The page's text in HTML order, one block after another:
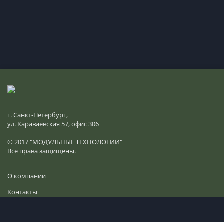
г. Санкт-Петербург,
ул. Караваевская 57, офис 306
© 2017 "МОДУЛЬНЫЕ ТЕХНОЛОГИИ"
Все права защищены.
О компании
Контакты